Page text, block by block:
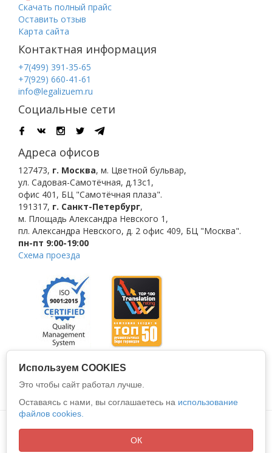
Скачать полный прайс
Оставить отзыв
Карта сайта
Контактная информация
+7(499) 391-35-65
+7(929) 660-41-61
info@legalizuem.ru
Социальные сети
Адреса офисов
127473, г. Москва, м. Цветной бульвар,
ул. Садовая-Самотёчная, д.13с1,
офис 401, БЦ "Самотёчная плаза".
191317, г. Санкт-Петербург,
м. Площадь Александра Невского 1 ,
пл. Александра Невского, д. 2 офис 409, БЦ "Москва".
пн-пт 9:00-19:00
Схема проезда
Политика конфиденциальности
Все права защищены © 2026
Используем COOKIES
Это чтобы сайт работал лучше.
Оставаясь с нами, вы соглашаетесь на использование
файлов cookies.
ОК